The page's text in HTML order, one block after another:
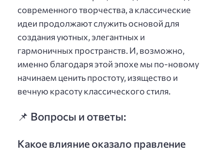
современного творчества, а классические
идеи продолжают служить основой для
создания уютных, элегантных и
гармоничных пространств. И, возможно,
именно благодаря этой эпохе мы по-новому
начинаем ценить простоту, изящество и
вечную красоту классического стиля.
📌 Вопросы и ответы:
Какое влияние оказало правление